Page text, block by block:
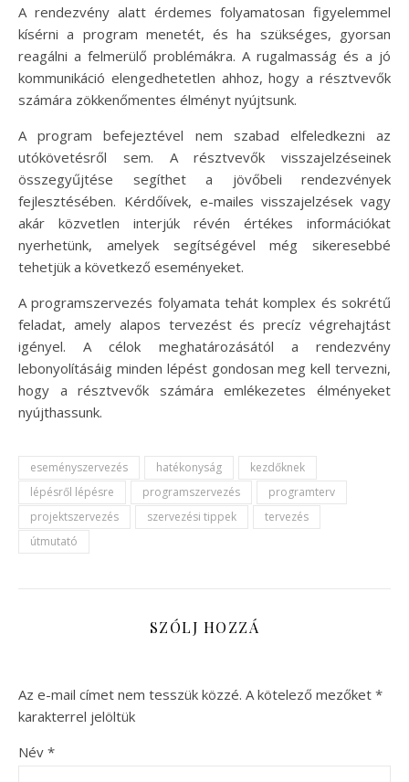
A rendezvény alatt érdemes folyamatosan figyelemmel
kísérni a program menetét, és ha szükséges, gyorsan
reagálni a felmerülő problémákra. A rugalmasság és a jó
kommunikáció elengedhetetlen ahhoz, hogy a résztvevők
számára zökkenőmentes élményt nyújtsunk.
A program befejeztével nem szabad elfeledkezni az
utókövetésről sem. A résztvevők visszajelzéseinek
összegyűjtése segíthet a jövőbeli rendezvények
fejlesztésében. Kérdőívek, e-mailes visszajelzések vagy
akár közvetlen interjúk révén értékes információkat
nyerhetünk, amelyek segítségével még sikeresebbé
tehetjük a következő eseményeket.
A programszervezés folyamata tehát komplex és sokrétű
feladat, amely alapos tervezést és precíz végrehajtást
igényel. A célok meghatározásától a rendezvény
lebonyolításáig minden lépést gondosan meg kell tervezni,
hogy a résztvevők számára emlékezetes élményeket
nyújthassunk.
eseményszervezés hatékonyság
kezdőknek
lépésről lépésre
programszervezés
programterv
projektszervezés
szervezési tippek
tervezés
útmutató
SZÓLJ HOZZÁ
Az e-mail címet nem tesszük közzé. A kötelező mezőket *
karakterrel jelöltük
Név *